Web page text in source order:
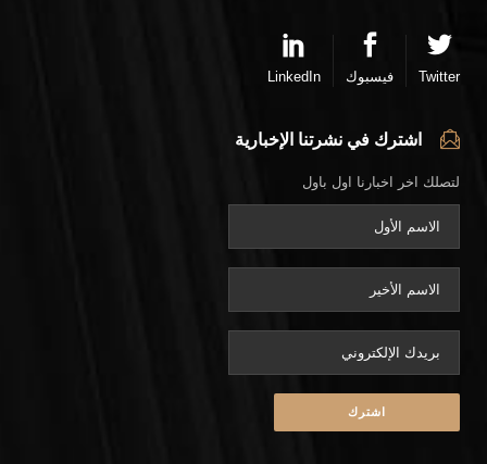
Twitter فيسبوك LinkedIn
اشترك في نشرتنا الإخبارية
لتصلك اخر اخبارنا اول باول